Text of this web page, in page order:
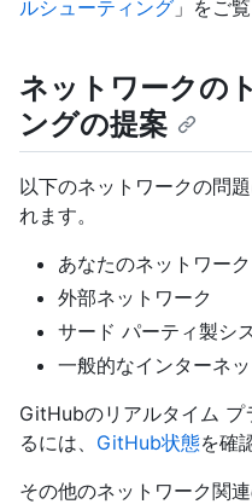
ルシューティング 」をご
ネットワークの
ングの提案
以下のネットワークの問
れます。
あなたのネットワーク
外部ネットワーク
サード パーティ製シ
一般的なインターネ
GitHubのリアルタイム プ
るには、 GitHub状態を確
その他のネットワーク関